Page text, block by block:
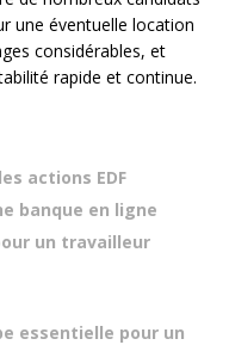
une éventuelle location
considérables, et
rapide et continue.
actions EDF
banque en ligne
un travailleur
essentielle pour un